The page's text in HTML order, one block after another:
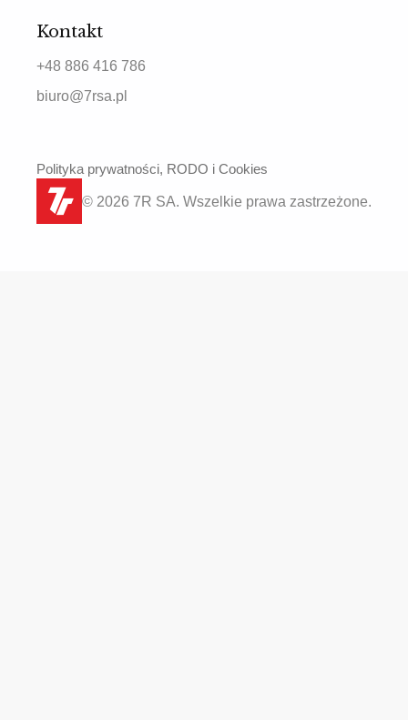
Kontakt
+48 886 416 786
biuro@7rsa.pl
© 2026 7R SA. Wszelkie prawa zastrzeżone.
Polityka prywatności, RODO i Cookies